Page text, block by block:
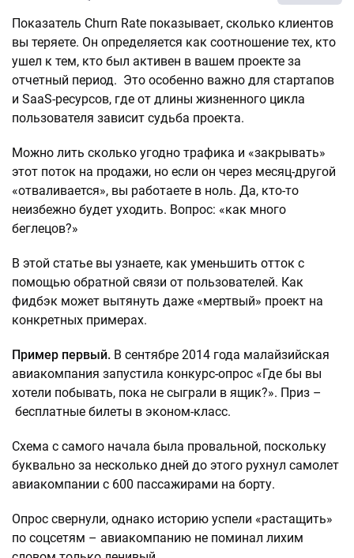
Показатель Churn Rate показывает, сколько клиентов
вы теряете. Он определяется как соотношение тех, кто
ушел к тем, кто был активен в вашем проекте за
отчетный период. Это особенно важно для стартапов
и SaaS-ресурсов, где от длины жизненного цикла
пользователя зависит судьба проекта.
Можно лить сколько угодно трафика и «закрывать»
этот поток на продажи, но если он через месяц-другой
«отваливается», вы работаете в ноль. Да, кто-то
неизбежно будет уходить. Вопрос: «как много
беглецов?»
В этой статье вы узнаете, как уменьшить отток с
помощью обратной связи от пользователей. Как
фидбэк может вытянуть даже «мертвый» проект на
конкретных примерах.
Пример первый. В сентябре 2014 года малайзийская
авиакомпания запустила конкурс-опрос «Где бы вы
хотели побывать, пока не сыграли в ящик?». Приз –
бесплатные билеты в эконом-класс.
Схема с самого начала была провальной, поскольку
буквально за несколько дней до этого рухнул самолет
авиакомпании с 600 пассажирами на борту.
Опрос свернули, однако историю успели «растащить»
по соцсетям – авиакомпанию не поминал лихим